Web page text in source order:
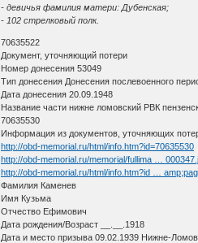
- девичья фамилия матери: Дубенская;
- 102 стрелковый полк.
70635522
Документ, уточняющий потери
Номер донесения 53049
Тип донесения Донесения послевоенного
Дата донесения 20.09.1948
Название части нижне ломовский РВК
70635530
Информация из документов, уточняющих
http://obd-memorial.ru/html/info.htm?id=70635530
http://obd-memorial.ru/memorial/fullima …
http://obd-memorial.ru/html/info.htm?id …
Фамилия Каменев
Имя Кузьма
Отчество Ефимович
Дата рождения/Возраст __.__.1918
Дата и место призыва 09.02.1939 Нижне-